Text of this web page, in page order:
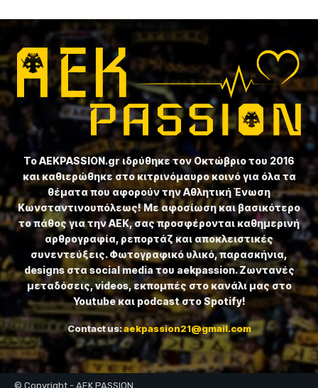
Το ⁦AEKPASSION.gr⁩ ιδρύθηκε τον Οκτώβριο του 2016
και καθιερώθηκε στο κιτρινόμαυρο κοινό για όλα τα
θέματα που αφορούν την Αθλητική Ένωση
Κωνσταντινουπόλεως! Με αφοσίωση και βασικότερο
το πάθος για την ΑΕΚ, σας προσφέρονται καθημερινή
αρθρογραφία, ρεπορτάζ και αποκλειστικές
συνεντεύξεις. Φωτογραφικό υλικό, παρασκήνια,
designs στα social media του aekpassion. Ζωντανές
μεταδόσεις, videos, εκπομπές στο κανάλι μας στο
Youtube και podcast στο Spotify!
Contact us:aekpassion21@gmail.com
© Copyright - AEK PASSION